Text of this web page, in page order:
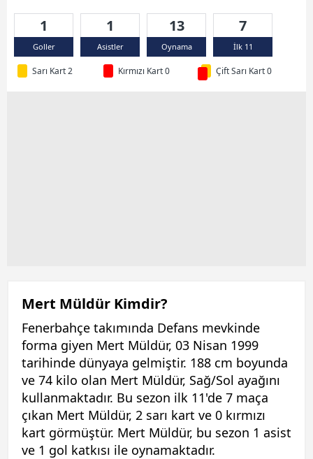
1
Goller
1
Asistler
13
Oynama
7
İlk 11
Sarı Kart 2 Kırmızı Kart 0 Çift Sarı Kart 0
Mert Müldür Kimdir?
Fenerbahçe takımında Defans mevkinde
forma giyen Mert Müldür, 03 Nisan 1999
tarihinde dünyaya gelmiştir. 188 cm boyunda
ve 74 kilo olan Mert Müldür, Sağ/Sol ayağını
kullanmaktadır. Bu sezon ilk 11'de 7 maça
çıkan Mert Müldür, 2 sarı kart ve 0 kırmızı
kart görmüştür. Mert Müldür, bu sezon 1 asist
ve 1 gol katkısı ile oynamaktadır.